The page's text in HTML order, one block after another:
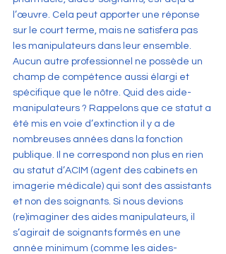
l’œuvre. Cela peut apporter une réponse
sur le court terme, mais ne satisfera pas
les manipulateurs dans leur ensemble.
Aucun autre professionnel ne possède un
champ de compétence aussi élargi et
spécifique que le nôtre. Quid des aide-
manipulateurs ? Rappelons que ce statut a
été mis en voie d’extinction il y a de
nombreuses années dans la fonction
publique. Il ne correspond non plus en rien
au statut d’ACIM (agent des cabinets en
imagerie médicale) qui sont des assistants
et non des soignants. Si nous devions
(re)imaginer des aides manipulateurs, il
s’agirait de soignants formés en une
année minimum (comme les aides-